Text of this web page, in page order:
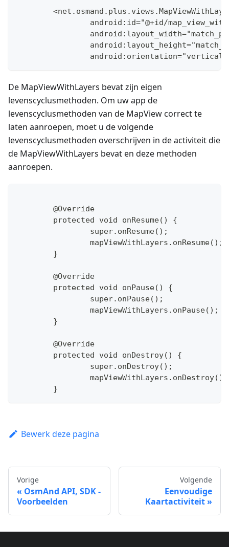
android:id="@+id/
De MapViewWithLayers bevat zijn eigen
levenscyclusmethoden. Om uw app de
levenscyclusmethoden van de MapView correct te
laten aanroepen, moet u de volgende
levenscyclusmethoden overschrijven in de activiteit die
de MapViewWithLayers bevat en deze methoden
aanroepen.
	@Override
	protected void onResume() {
		super.onResume();
		mapViewWithLayers.onResume();
	}
	@Override
	protected void onPause() {
		super.onPause();
		mapViewWithLayers.onPause();
	}
	@Override
	protected void onDestroy() {
		super.onDestroy();
		mapViewWithLayers.onDestroy();
	}
Bewerk deze pagina
Vorige
OsmAnd API, SDK -
Voorbeelden
Volgende
Eenvoudige
Kaartactiviteit